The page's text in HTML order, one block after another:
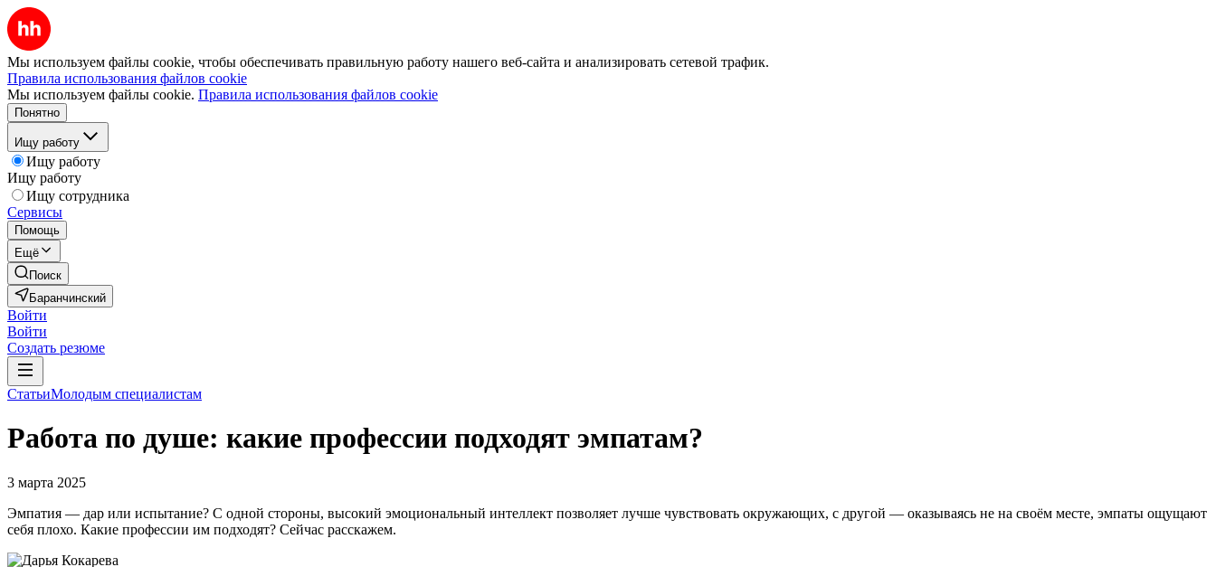
Мы используем файлы cookie, чтобы обеспечивать правильную работу нашего веб-сайта и анализировать сетевой трафик.
Правила использования файлов cookie
Мы используем файлы cookie. Правила использования файлов cookie
Понятно
Ищу работу
Ищу работу
Ищу работу
Ищу сотрудника
Сервисы
Помощь
Ещё
Поиск
Баранчинский
Войти
Войти
Создать резюме
СтатьиМолодым специалистам
Работа по душе: какие профессии подходят эмпатам?
3 марта 2025
Эмпатия — дар или испытание? С одной стороны, высокий эмоциональный интеллект позволяет лучше чувствовать окружающих, с другой — оказываясь не на своём месте, эмпаты ощущают
себя плохо. Какие профессии им подходят? Сейчас расскажем.